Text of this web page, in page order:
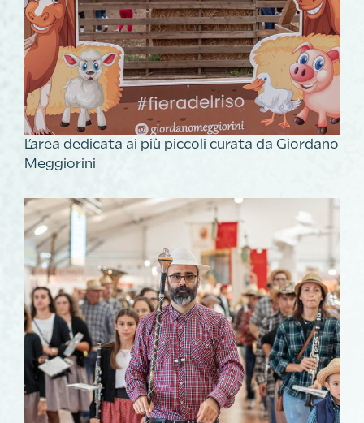
L’area dedicata ai più piccoli curata da Giordano
Meggiorini